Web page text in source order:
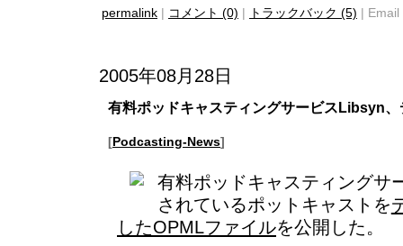
permalink | コメント (0) | トラックバック (5) |
2005年08月28日
有料ポッドキャスティングサービスLibsyn
[Podcasting-News]
有料ポッドキャスティングサ
されているポットキャストを
したOPMLファイルを公開した。